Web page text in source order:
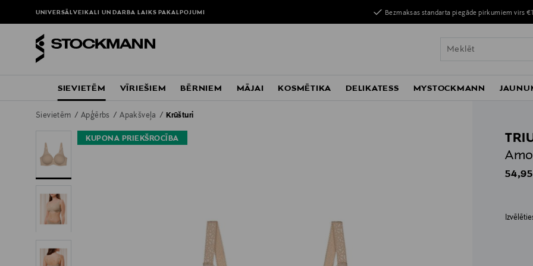
UNIVERSĀLVEIKALI UN DARBA LAIKSPAKALPOJUMI Bezmaksas standarta piegāde pirkumiem virs
SIEVIETĒM VĪRIEŠIEM BĒRNIEM MĀJAI KOSMĒTIKA DELIKATESS MYSTOCKMANN
Sievietēm Apģērbs Apakšveļa Krūšturi
KUPONA PRIEKŠROCĪBA